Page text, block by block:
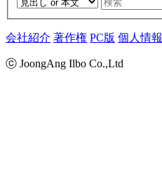
会社紹介 著作権 PC版 個人情報
ⓒ JoongAng Ilbo Co.,Ltd